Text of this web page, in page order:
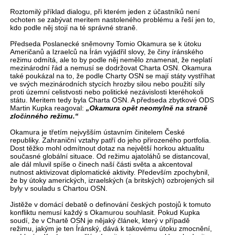
Roztomilý příklad dialogu, při kterém jeden z účastníků není
ochoten se zabývat meritem nastoleného problému a řeší jen to,
kdo podle něj stojí na té správné straně.
Předseda Poslanecké sněmovny Tomio Okamura se k útoku
Američanů a Izraelců na Írán vyjádřil slovy, že činy íránského
režimu odmítá, ale to by podle něj nemělo znamenat, že neplatí
mezinárodní řád a nemusí se dodržovat Charta OSN. Okamura
také poukázal na to, že podle Charty OSN se mají státy vystříhat
ve svých mezinárodních stycích hrozby silou nebo použití síly
proti územní celistvosti nebo politické nezávislosti kteréhokoli
státu. Meritem tedy byla Charta OSN. A předseda zbytkové ODS
Martin Kupka reagoval: „Okamura opět neomylně na straně
zločinného režimu.“
Okamura je třetím nejvyšším ústavním činitelem České
republiky. Zahraniční vztahy patří do jeho přirozeného portfolia.
Dost těžko mohl odmítnout dotaz na největší horkou aktualitu
současné globální situace. Od režimu ajatoláhů se distancoval,
ale dál mluvil spíše o činech naší části světa a akcentoval
nutnost aktivizovat diplomatické aktivity. Především zpochybnil,
že by útoky amerických, izraelských (a britských) ozbrojených sil
byly v souladu s Chartou OSN.
Jistěže v domácí debatě o definování českých postojů k tomuto
konfliktu nemusí každý s Okamurou souhlasit. Pokud Kupka
soudí, že v Chartě OSN je nějaký článek, který v případě
režimu, jakým je ten Íránský, dává k takovému útoku zmocnění,